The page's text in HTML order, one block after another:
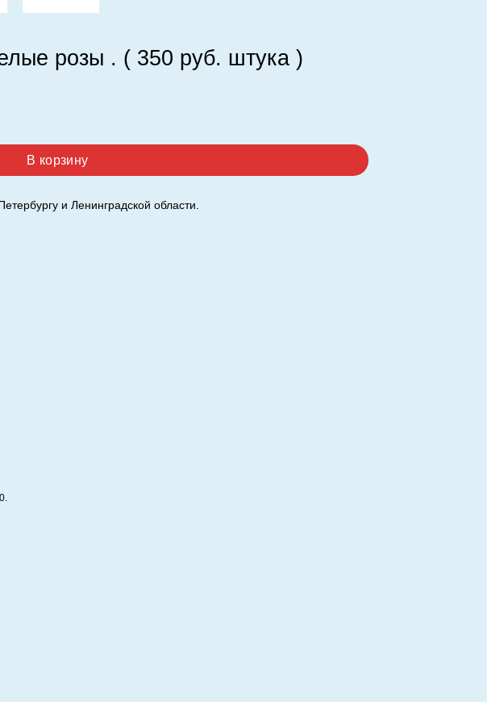
розы . ( 350 руб. штука )
розы . ( 350 руб. штука )
В корзину
и Ленинградской области.